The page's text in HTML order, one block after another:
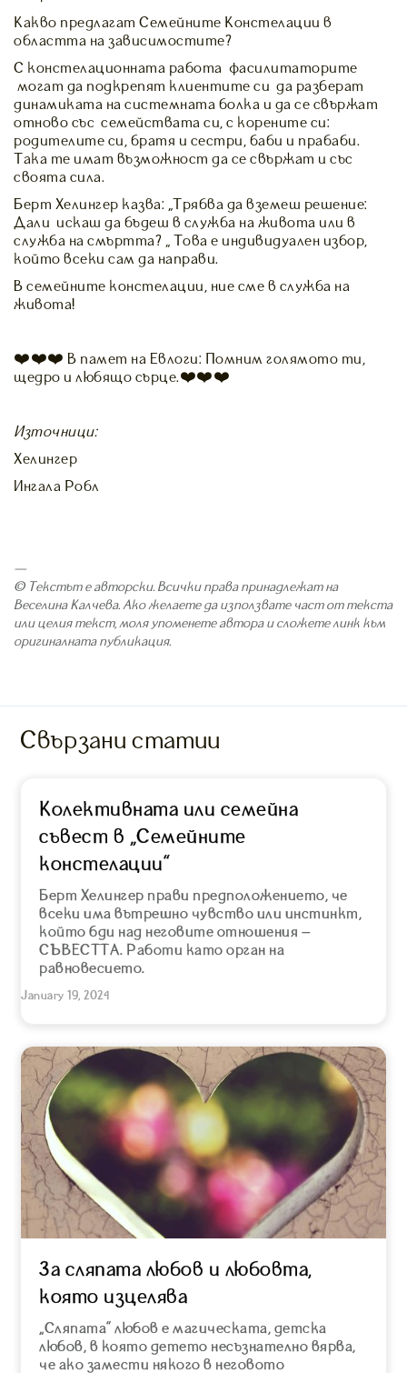
Какво предлагат Семейните Констелации в
областта на зависимостите?
С констелационната работа фасилитаторите
могат да подкрепят клиентите си да разберат
динамиката на системната болка и да се свържат
отново със семействата си, с корените си:
родителите си, братя и сестри, баби и прабаби.
Така те имат възможност да се свържат и със
своята сила.
Берт Хелингер казва: „Трябва да вземеш решение:
Дали искаш да бъдеш в служба на живота или в
служба на смъртта? “ Това е индивидуален избор,
който всеки сам да направи.
В семейните констелации, ние сме в служба на
живота!
❤️❤️❤️ В памет на Евлоги: Помним голямото ти,
щедро и любящо сърце.❤️❤️❤️
Източници:
Хелингер
Ингала Робл
—
© Текстът е авторски. Всички права принадлежат на
Веселина Калчева. Ако желаете да използвате част от текста
или целия текст, моля упоменете автора и сложете линк към
оригиналната публикация.
Свързани статии
Колективната или семейна
съвест в “Семейните
констелации”
Берт Хелингер прави предположението, че
всеки има вътрешно чувство или инстинкт,
който бди над неговите отношения –
СЪВЕСТТА. Работи като орган на
равновесието.
January 19, 2024
За сляпата любов и любовта,
която изцелява
„Сляпата” любов е магическата, детска
любов, в която детето несъзнателно вярва,
че ако замести някого в неговото